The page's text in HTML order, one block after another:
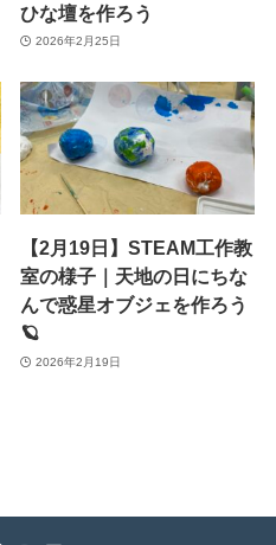
ひな壇を作ろう
2026年2月25日
【2月19日】STEAM工作教
室の様子｜天地の日にちな
んで惑星オブジェを作ろう
🪐
2026年2月19日